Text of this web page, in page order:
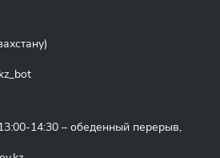
14:30 – обеденный перерыв,